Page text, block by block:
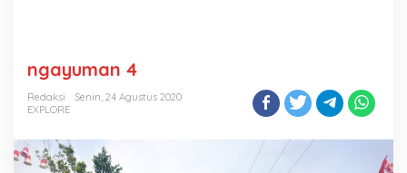
ngayuman 4
Redaksi
Senin, 24 Agustus 2020
EXPLORE